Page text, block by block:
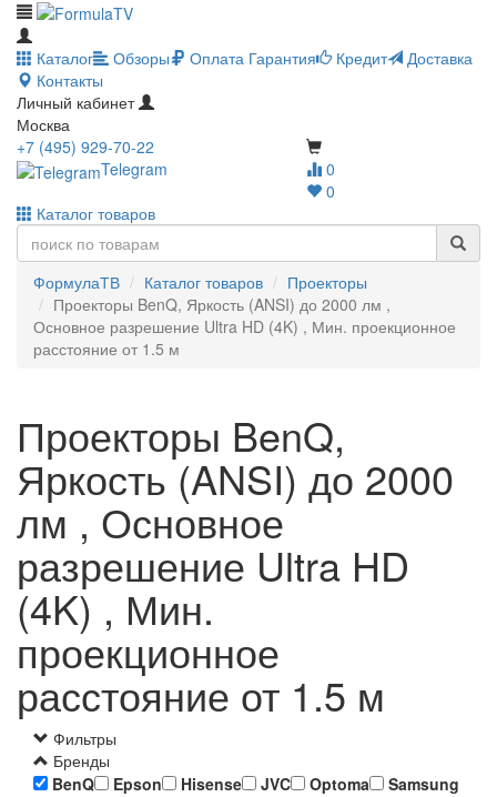
Каталог Обзоры Оплата Гарантия Кредит
Доставка
Контакты
Личный кабинет
Москва
0
0
+7 (495) 929-70-22
Telegram
Каталог товаров
ФормулаТВ Каталог товаров
Проекторы
Проекторы BenQ, Яркость (ANSI) до 2000 лм ,
Основное разрешение Ultra HD (4K) , Мин. проекционное
расстояние от 1.5 м
Проекторы BenQ,
Яркость (ANSI) до 2000
лм , Основное
разрешение Ultra HD
(4K) , Мин.
проекционное
расстояние от 1.5 м
Фильтры
Бренды
BenQ
Epson Hisense JVC Optoma
Samsung